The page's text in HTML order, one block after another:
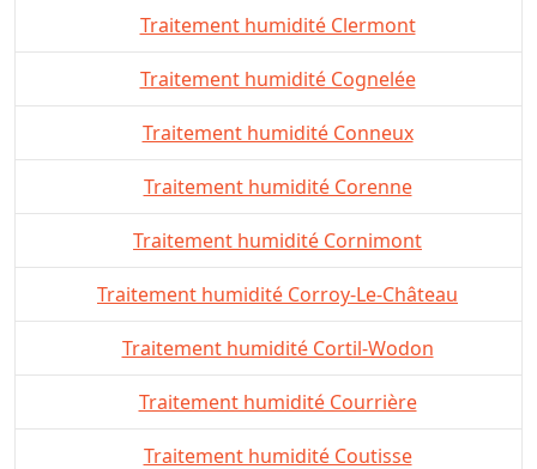
Traitement humidité Clermont
Traitement humidité Cognelée
Traitement humidité Conneux
Traitement humidité Corenne
Traitement humidité Cornimont
Traitement humidité Corroy-Le-Château
Traitement humidité Cortil-Wodon
Traitement humidité Courrière
Traitement humidité Coutisse